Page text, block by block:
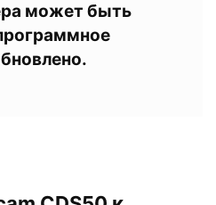
может быть